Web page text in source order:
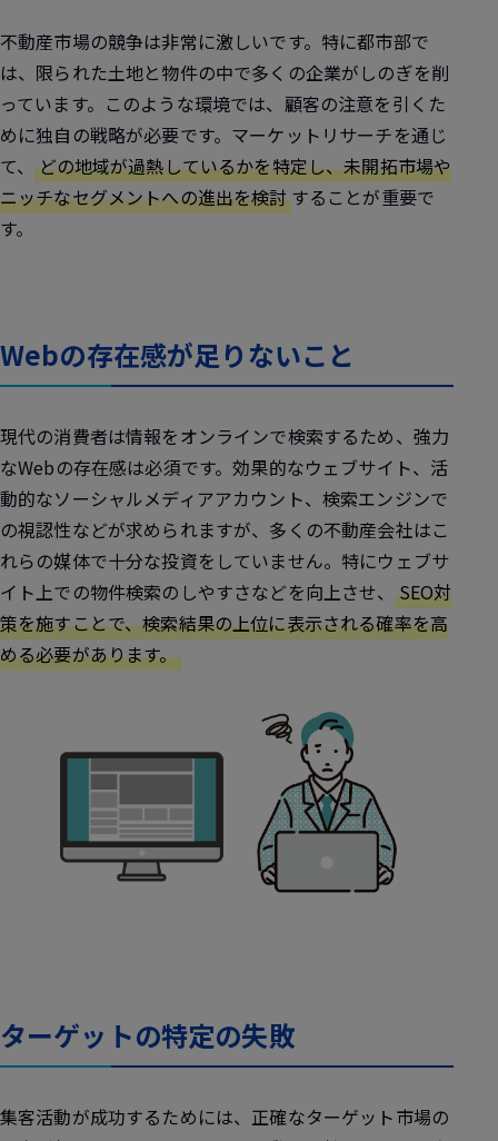
不動産市場の競争は非常に激しいです。特に都市部で
は、限られた土地と物件の中で多くの企業がしのぎを削
っています。このような環境では、顧客の注意を引くた
めに独自の戦略が必要です。マーケットリサーチを通じ
て、どの地域が過熱しているかを特定し、未開拓市場や
ニッチなセグメントへの進出を検討することが重要で
す。
Webの存在感が足りないこと
現代の消費者は情報をオンラインで検索するため、強力
なWebの存在感は必須です。効果的なウェブサイト、活
動的なソーシャルメディアアカウント、検索エンジンで
の視認性などが求められますが、多くの不動産会社はこ
れらの媒体で十分な投資をしていません。特にウェブサ
イト上での物件検索のしやすさなどを向上させ、
SEO対
策を施すことで、検索結果の上位に表示される確率を高
める必要があります。
ターゲットの特定の失敗
集客活動が成功するためには、正確なターゲット市場の